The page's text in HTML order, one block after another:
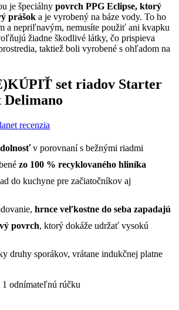
je špeciálny povrch PPG Eclipse, ktorý
prášok a je vyrobený na báze vody. To ho
a nepriľnavým, nemusíte použiť ani kvapku
žiadne škodlivé látky, čo prispieva
taktiež boli vyrobené s ohľadom na
set riadov Starter
Delimano
v porovnaní s bežnými riadmi
zo 100 % recyklovaného hliníka
do kuchyne pre začiatočníkov aj
hrnce veľkostne do seba zapadajú
povrch, ktorý dokáže udržať vysokú
druhy sporákov, vrátane indukčnej platne
1 odnímateľnú rúčku